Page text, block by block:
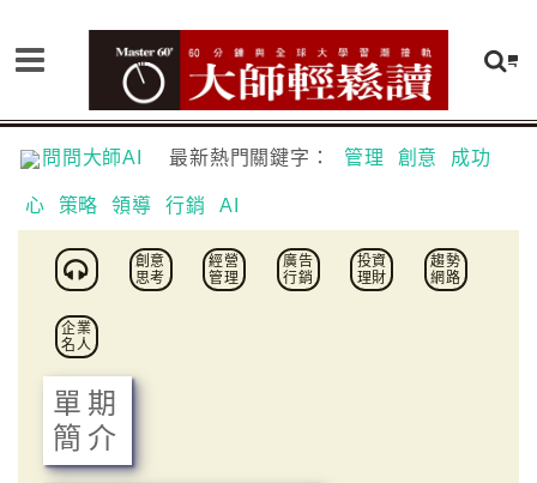
問問大師AI 最新熱門關鍵字： 管理 創意 成功
心 策略 領導 行銷 AI
創意
思考
經營
管理
廣告
行銷
投資
理財
趨勢
網路
企業
名人
單期
簡介